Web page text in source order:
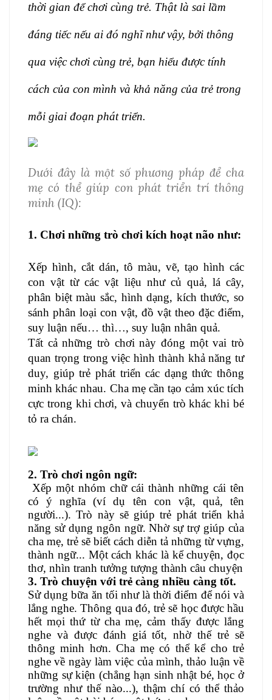
thời gian để chơi cùng trẻ. Thật là sai lầm
đáng tiếc nếu ai đó nghĩ như vậy, bởi thông
qua việc chơi cùng trẻ, bạn hiểu được tính
cách của con mình và khả năng của trẻ trong
mỗi giai đoạn phát triển.
Dưới đây là một số phương pháp để cha
mẹ có thể giúp con phát triển trí thông
minh (IQ):
1. Chơi những trò chơi kích hoạt não như:
Xếp hình, cắt dán, tô màu, vẽ, tạo hình các
con vật từ các vật liệu như củ quả, lá cây,
phân biệt màu sắc, hình dạng, kích thước, so
sánh phân loại con vật, đồ vật theo đặc điểm,
suy luận nếu… thì…, suy luận nhân quả.
Tất cả những trò chơi này đóng một vai trò
quan trọng trong việc hình thành khả năng tư
duy, giúp trẻ phát triển các dạng thức thông
minh khác nhau. Cha mẹ cần tạo cảm xúc tích
cực trong khi chơi, và chuyển trò khác khi bé
tỏ ra chán.
2. Trò chơi ngôn ngữ:
Xếp một nhóm chữ cái thành những cái tên
có ý nghĩa (ví dụ tên con vật, quả, tên
người...). Trò này sẽ giúp trẻ phát triển khả
năng sử dụng ngôn ngữ. Nhờ sự trợ giúp của
cha mẹ, trẻ sẽ biết cách diễn tả những từ vựng,
thành ngữ... Một cách khác là kể chuyện, đọc
thơ, nhìn tranh tưởng tượng thành câu chuyện
3. Trò chuyện với trẻ càng nhiều càng tốt.
Sử dụng bữa ăn tối như là thời điểm để nói và
lắng nghe. Thông qua đó, trẻ sẽ học được hầu
hết mọi thứ từ cha mẹ, cảm thấy được lắng
nghe và được đánh giá tốt, nhờ thế trẻ sẽ
thông minh hơn. Cha mẹ có thể kể cho trẻ
nghe về ngày làm việc của mình, thảo luận về
những sự kiện (chẳng hạn sinh nhật bé, học ở
trường như thế nào...), thậm chí có thể thảo